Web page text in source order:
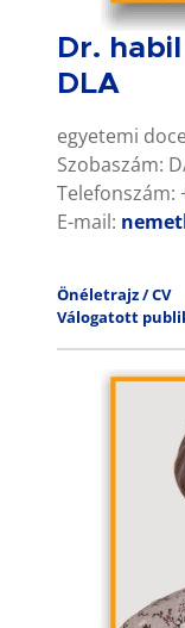
Dr.
DLA
egyetemi
Szobaszám:
Telefonszám:
E-mail:
Önéletrajz / CV
Válogatott